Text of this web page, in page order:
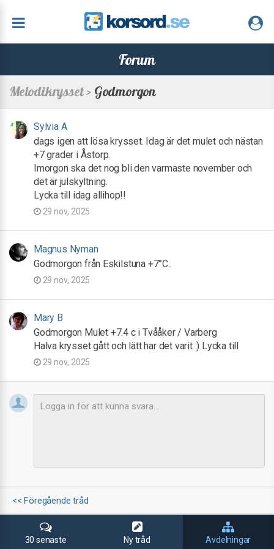
Forum
Melodikrysset > Godmorgon
Sylvia A
dags igen att lösa krysset. Idag är det mulet och nästan
+7 grader i Åstorp.
Imorgon ska det nog bli den varmaste november och
det är julskyltning.
Lycka till idag allihop!!
29 nov, 2025
Magnus Nyman
Godmorgon från Eskilstuna +7°C..
29 nov, 2025
Mary B
Godmorgon Mulet +7.4 c i Tvååker / Varberg
Halva krysset gått och lätt har det varit :) Lycka till
29 nov, 2025
<< Föregående tråd
30 senaste Ny tråd Avdelningar